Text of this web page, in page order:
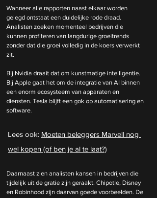
Wanneer alle rapporten naast elkaar worden
gelegd ontstaat een duidelijke rode draad.
Analisten zoeken momenteel bedrijven die
kunnen profiteren van langdurige groeitrends
zonder dat die groei volledig in de koers verwerkt
zit.
Bij Nvidia draait dat om kunstmatige intelligentie.
Bij Apple gaat het om de integratie van AI binnen
een enorm ecosysteem van apparaten en
diensten. Tesla blijft een gok op automatisering en
software.
Lees ook: Moeten beleggers Marvell nog
wel kopen (of ben je al te laat?)
Daarnaast zien analisten kansen in bedrijven die
tijdelijk uit de gratie zijn geraakt. Chipotle, Disney
en Robinhood zijn daarvan goede voorbeelden. De